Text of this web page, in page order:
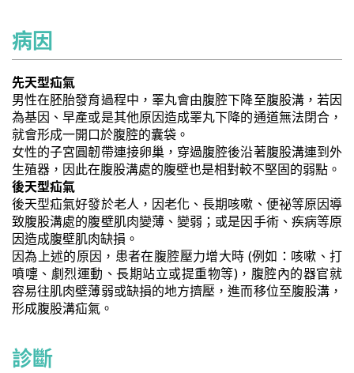
病因
先天型疝氣
男性在胚胎發育過程中，睪丸會由腹腔下降至腹股溝，若因
為基因、早產或是其他原因造成睪丸下降的通道無法閉合，
就會形成一開口於腹腔的囊袋。
女性的子宮圓韌帶連接卵巢，穿過腹腔後沿著腹股溝連到外
生殖器，因此在腹股溝處的腹壁也是相對較不堅固的弱點。
後天型疝氣
後天型疝氣好發於老人，因老化、長期咳嗽、便祕等原因導
致腹股溝處的腹壁肌肉變薄、變弱；或是因手術、疾病等原
因造成腹壁肌肉缺損。
因為上述的原因，患者在腹腔壓力增大時 (例如：咳嗽、打
噴嚏、劇烈運動、長期站立或提重物等)，腹腔內的器官就
容易往肌肉壁薄弱或缺損的地方擠壓，進而移位至腹股溝，
形成腹股溝疝氣。
診斷